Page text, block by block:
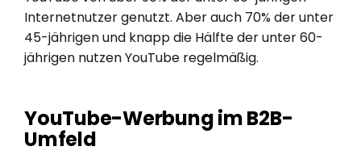
Internetnutzer genutzt. Aber auch 70% der unter
45-jährigen und knapp die Hälfte der unter 60-
jährigen nutzen YouTube regelmäßig.
YouTube-Werbung im B2B-
Umfeld